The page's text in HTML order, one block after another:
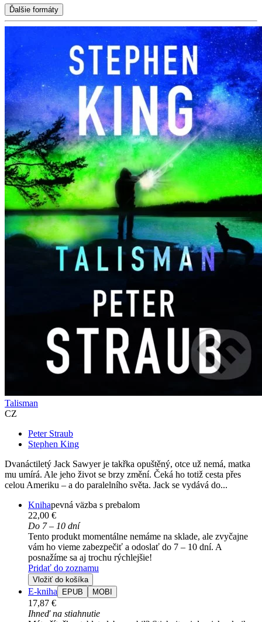
Ďalšie formáty
Talisman
CZ
Peter Straub
Stephen King
Dvanáctiletý Jack Sawyer je takřka opuštěný, otce už nemá, matka
mu umírá. Ale jeho život se brzy změní. Čeká ho totiž cesta přes
celou Ameriku – a do paralelního světa. Jack se vydává do...
Knihapevná väzba s prebalom
22,00 €
Do 7 – 10 dní
Tento produkt momentálne nemáme na sklade, ale zvyčajne
vám ho vieme zabezpečiť a odoslať do 7 – 10 dní. A
posnažíme sa aj trochu rýchlejšie!
Pridať do zoznamu
Vložiť do košíka
E-kniha EPUB MOBI
17,87 €
Ihneď na stiahnutie